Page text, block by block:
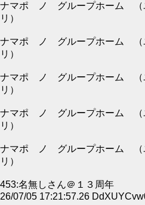
ナマポ ノ グループホーム
リ）
ナマポ ノ グループホーム
リ）
ナマポ ノ グループホーム
リ）
ナマポ ノ グループホーム
リ）
ナマポ ノ グループホーム
リ）
453:名無しさん＠１３周年
26/07/05 17:21:57.26